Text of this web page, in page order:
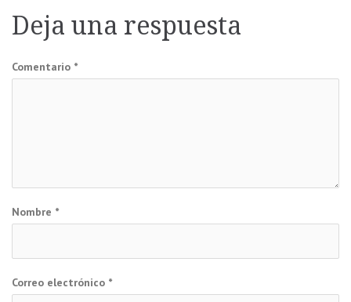
entradas
Deja una respuesta
Comentario *
Nombre *
Correo electrónico *